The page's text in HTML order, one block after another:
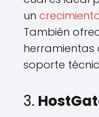
un
También
herramientas
soporte
3.